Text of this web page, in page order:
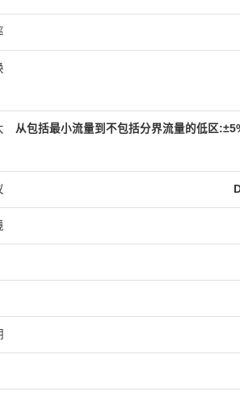
从包括最小流量到不包括分界流量的低区